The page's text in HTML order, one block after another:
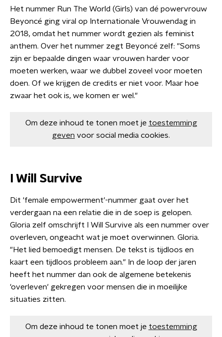
Het nummer Run The World (Girls) van dé powervrouw
Beyoncé ging viral op Internationale Vrouwendag in
2018, omdat het nummer wordt gezien als feminist
anthem. Over het nummer zegt Beyoncé zelf: "Soms
zijn er bepaalde dingen waar vrouwen harder voor
moeten werken, waar we dubbel zoveel voor moeten
doen. Of we krijgen de credits er niet voor. Maar hoe
zwaar het ook is, we komen er wel."
Om deze inhoud te tonen moet je toestemming
geven voor social media cookies.
I Will Survive
Dit 'female empowerment'-nummer gaat over het
verdergaan na een relatie die in de soep is gelopen.
Gloria zelf omschrijft I Will Survive als een nummer over
overleven, ongeacht wat je moet overwinnen. Gloria.
"Het lied bemoedigt mensen. De tekst is tijdloos en
kaart een tijdloos probleem aan." In de loop der jaren
heeft het nummer dan ook de algemene betekenis
'overleven' gekregen voor mensen die in moeilijke
situaties zitten.
Om deze inhoud te tonen moet je toestemming